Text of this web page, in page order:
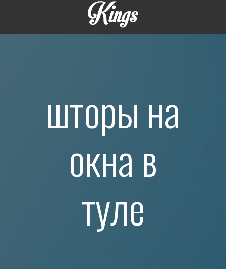
шторы на
окна в
туле